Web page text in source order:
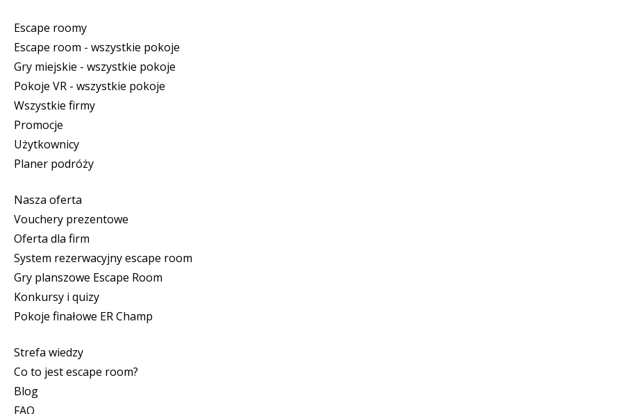
Escape roomy
Escape room - wszystkie pokoje
Gry miejskie - wszystkie pokoje
Pokoje VR - wszystkie pokoje
Wszystkie firmy
Promocje
Użytkownicy
Planer podróży
Nasza oferta
Vouchery prezentowe
Oferta dla firm
System rezerwacyjny escape room
Gry planszowe Escape Room
Konkursy i quizy
Pokoje finałowe ER Champ
Strefa wiedzy
Co to jest escape room?
Blog
FAQ